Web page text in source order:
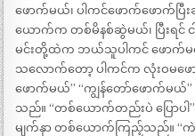
ဖောက်မယ်၊ ပါကင်ဖောက်ဖောက်ပြီ
ယောက်က တစ်မိနစ်ဆွဲမယ်၊ ပြီးရင်
မင်းတို့ထဲက ဘယ်သူပါကင် ဖောက်မလဲ
သလောက်တော့ ပါကင်က လုံးဝမဖ
ဖောက်မယ်” “ကျွန်တော်ဖောက်မယ်”
သည်။ “တစ်ယောက်တည်းပဲ ပြောပါ
မျက်နှာ တစ်ယောက်ကြည့်သည်။